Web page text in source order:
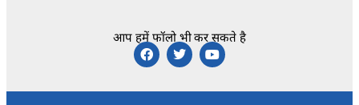
आप हमें फॉलो भी कर सकते है